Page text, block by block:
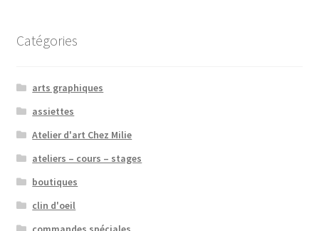
Catégories
arts graphiques
assiettes
Atelier d'art Chez Milie
ateliers – cours – stages
boutiques
clin d'oeil